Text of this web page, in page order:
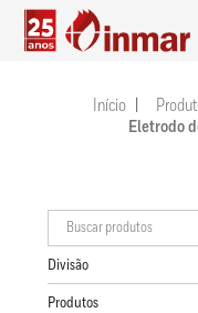
Início
Eletrodo
Divisão
Produtos